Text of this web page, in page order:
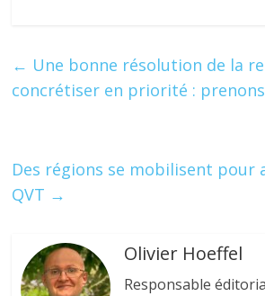
b
o
er e
dI
e
st
g
er
← Une bonne résolution de la
concrétiser en priorité :
Des régions se mobilisent pour
QVT →
Olivier Hoeffel
Responsable